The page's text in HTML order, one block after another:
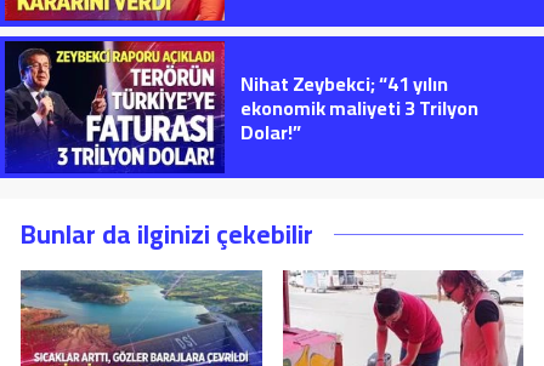
Nihat Zeybekci; “41 yılın
ekonomik maliyeti 3 Trilyon
Dolar!”
Bunlar da ilginizi çekebilir